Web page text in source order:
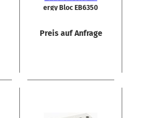
er­gy Bloc EB6350
Preis auf Anfrage